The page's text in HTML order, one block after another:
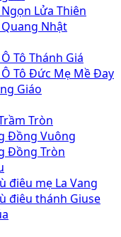
Lửa Thiên
Nhật
Tô Thánh Giá
Ô Tô Đức Mẹ Mề Đay
Giáo
Tròn
Đồng Vuông
Đồng Tròn
điêu mẹ La Vang
điêu thánh Giuse